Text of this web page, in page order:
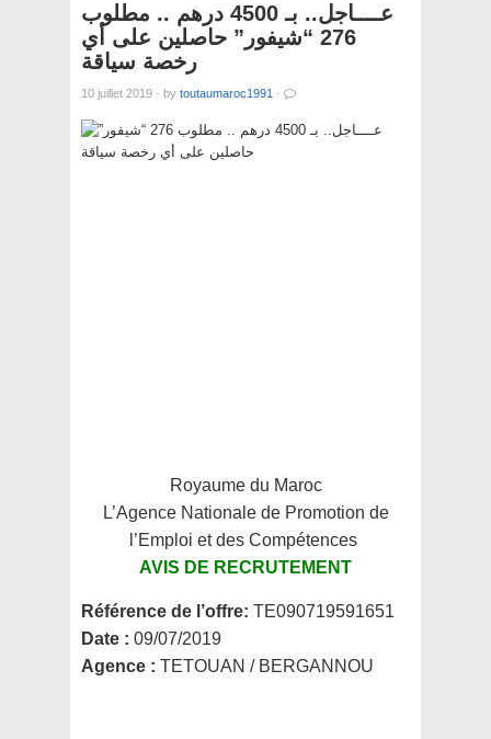
عــــاجل.. بـ 4500 درهم .. مطلوب
276 “شيفور” حاصلين على أي
رخصة سياقة
10 juillet 2019 · by toutaumaroc1991 ·
Royaume du Maroc
L’Agence Nationale de Promotion de
l’Emploi et des Compétences
AVIS DE RECRUTEMENT
Référence de l’offre: TE090719591651
Date : 09/07/2019
Agence : TETOUAN / BERGANNOU